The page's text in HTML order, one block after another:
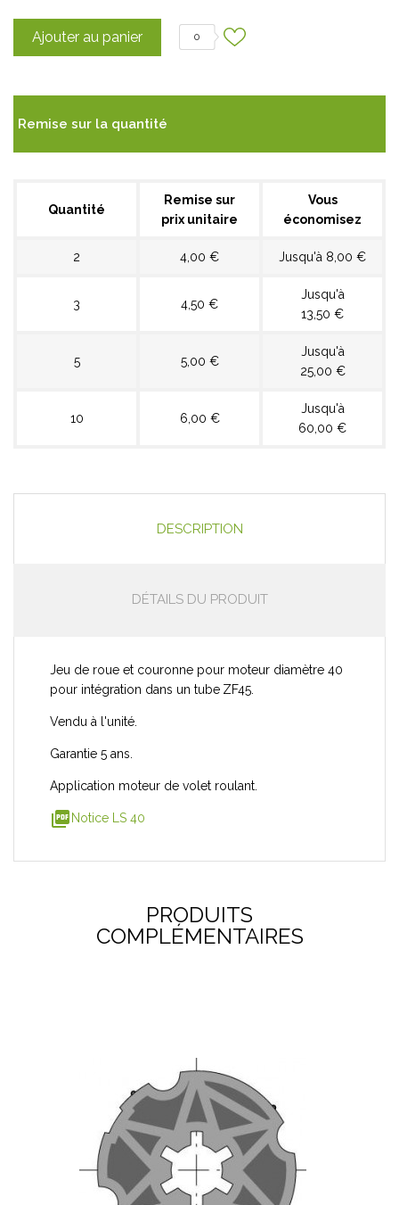
Ajouter au panier 0
Remise sur la quantité
Quantité
Remise sur
prix unitaire
Vous
économisez
2 4,00 € Jusqu'à 8,00 €
3 4,50 €
Jusqu'à
13,50 €
5 5,00 €
Jusqu'à
25,00 €
10 6,00 €
Jusqu'à
60,00 €
DESCRIPTION
DÉTAILS DU PRODUIT
Jeu de roue et couronne pour moteur diamètre 40
pour intégration dans un tube ZF45.
Vendu à l'unité.
Garantie 5 ans.
Application moteur de volet roulant.
picture_as_pdfNotice LS 40
PRODUITS
COMPLÉMENTAIRES